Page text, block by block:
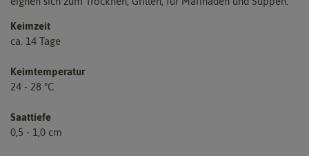
Keimzeit
ca. 14 Tage
Keimtemperatur
24 - 28 °C
Saattiefe
0,5 - 1,0 cm